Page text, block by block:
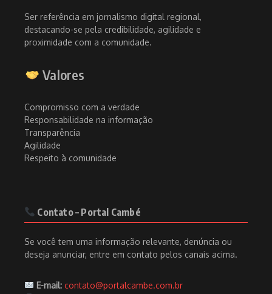
Ser referência em jornalismo digital regional,
destacando-se pela credibilidade, agilidade e
proximidade com a comunidade.
Valores
Compromisso com a verdade
Responsabilidade na informação
Transparência
Agilidade
Respeito à comunidade
Contato – Portal Cambé
Se você tem uma informação relevante, denúncia ou
deseja anunciar, entre em contato pelos canais acima.
E-mail: contato@portalcambe.com.br